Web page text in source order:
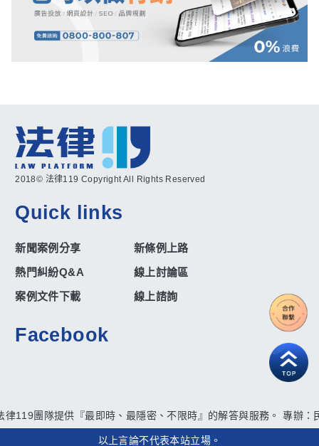
2018© 法律119 Copyright All Rights Reserved
Quick links
新聞案例分享
新條例上路
熱門糾紛Q&A
線上討論區
案例文件下載
線上諮詢
Facebook
律119團隊提供『最即時、最隱密、不限時』的解答與服務。 專辦
以上言論不代表本站立場。